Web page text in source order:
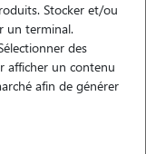
à leurs besoins
petsitter, c'est
tout en rendant service
nourrir ou promener
m'adapter à son
car je sais à quel
Stocker et/ou
un terminal.
des
afficher un contenu
afin de générer